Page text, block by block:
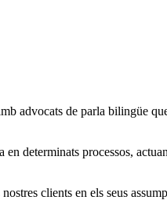
advocats de parla bilingüe que
determinats processos,
clients en els seus